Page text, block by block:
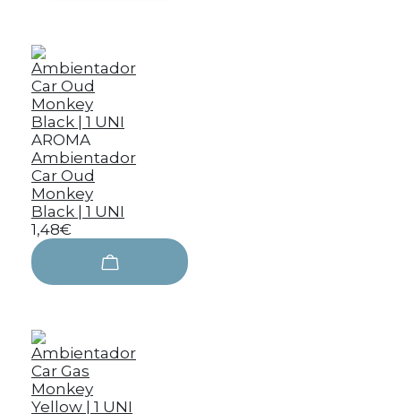
AROMA
Ambientador
Car Oud
Monkey
Black | 1 UNI
1,48€